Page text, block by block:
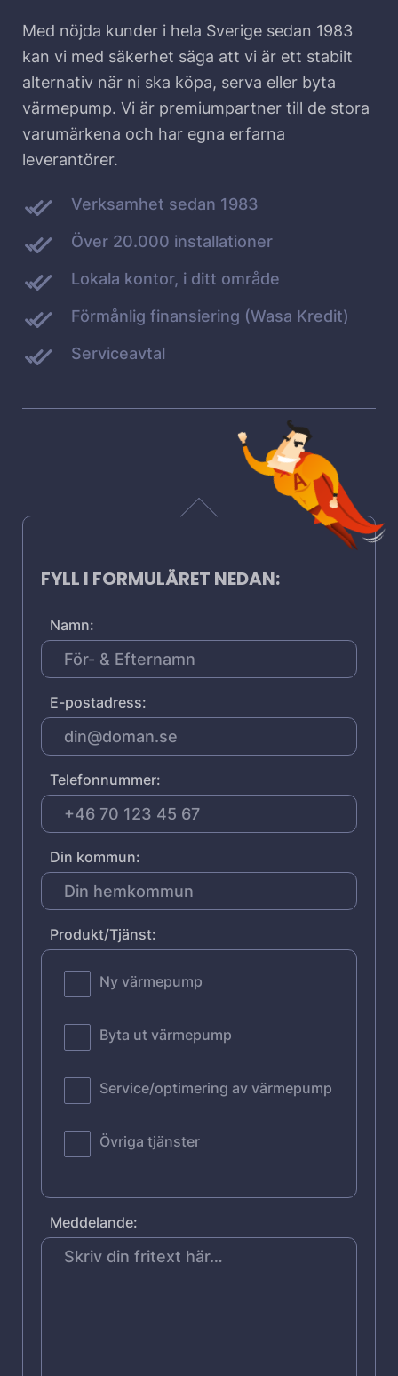
Med nöjda kunder i hela Sverige sedan 1983
kan vi med säkerhet säga att vi är ett stabilt
alternativ när ni ska köpa, serva eller byta
värmepump. Vi är premiumpartner till de stora
varumärkena och har egna erfarna
leverantörer.
Verksamhet sedan 1983
Över 20.000 installationer
Lokala kontor, i ditt område
Förmånlig finansiering (Wasa Kredit)
Serviceavtal
FYLL I FORMULÄRET NEDAN:
Namn:
E-postadress:
Telefonnummer:
Din kommun:
Produkt/Tjänst:
Ny värmepump
Byta ut värmepump
Service/optimering av värmepump
Övriga tjänster
Meddelande: